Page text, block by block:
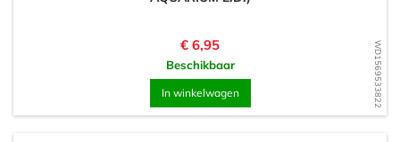
WD1569533822
Prijs
€ 6,95
Beschikbaar
In winkelwagen